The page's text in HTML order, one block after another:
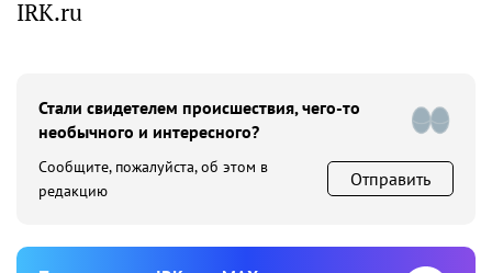
IRK.ru
Стали свидетелем происшествия, чего-то
необычного и интересного?
Сообщите, пожалуйста, об этом в
редакцию
Отправить